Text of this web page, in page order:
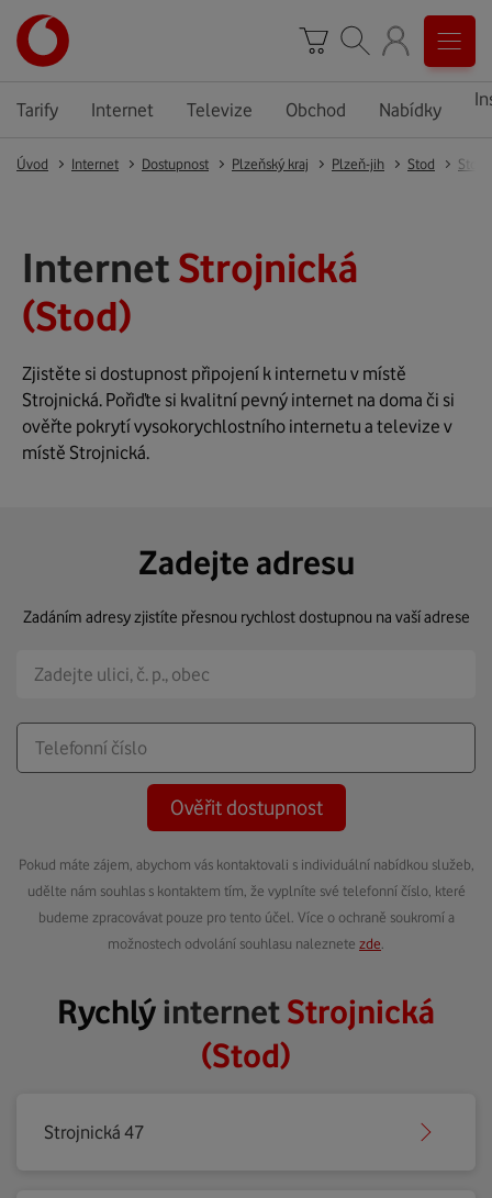
Tarify Internet Televize Obchod Nabídky
Úvod Internet Dostupnost Plzeňský kraj Plzeň-jih Stod Stod
Internet Strojnická
(Stod)
Zjistěte si dostupnost připojení k internetu v místě
Strojnická. Pořiďte si kvalitní pevný internet na doma či si
ověřte pokrytí vysokorychlostního internetu a televize v
místě Strojnická.
Zadejte adresu
Zadáním adresy zjistíte přesnou rychlost dostupnou na vaší adrese
Ověřit dostupnost
Pokud máte zájem, abychom vás kontaktovali s individuální nabídkou služeb,
udělte nám souhlas s kontaktem tím, že vyplníte své telefonní číslo, které
budeme zpracovávat pouze pro tento účel. Více o ochraně soukromí a
možnostech odvolání souhlasu naleznete zde
RychlýinternetStrojnická
(Stod)
Strojnická 47